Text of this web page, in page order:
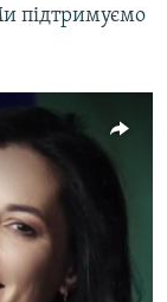
підтримуємо